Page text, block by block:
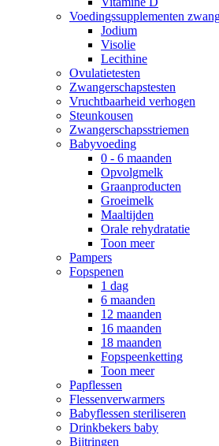
Voedingssupplementen
Jodium
Visolie
Lecithine
Ovulatietesten
Zwangerschapstesten
Vruchtbaarheid verhogen
Steunkousen
Zwangerschapsstriemen
Babyvoeding
0 - 6 maanden
Opvolgmelk
Graanproducten
Groeimelk
Maaltijden
Orale rehydratatie
Toon meer
Pampers
Fopspenen
1 dag
6 maanden
12 maanden
16 maanden
18 maanden
Fopspeenketting
Toon meer
Papflessen
Flessenverwarmers
Babyflessen steriliseren
Drinkbekers baby
Bijtringen